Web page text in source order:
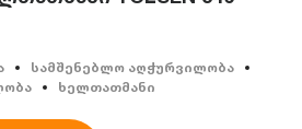
სამშენებლო აღჭურვილობა
ხელთათმანი